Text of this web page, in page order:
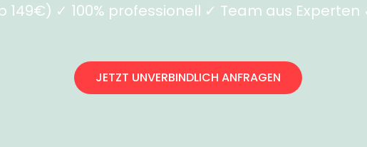
149€) ✓ 100% professionell ✓ Team aus
JETZT UNVERBINDLICH ANFRAGEN